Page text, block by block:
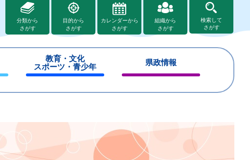
分類から
さがす
目的から
さがす
カレンダーから
さがす
組織から
さがす
検索して
さがす
教育・文化
スポーツ・青少年
じ
県政情報
じ